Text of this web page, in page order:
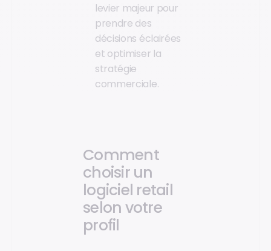
levier majeur pour
prendre des
décisions éclairées
et optimiser la
stratégie
commerciale.
Comment
choisir un
logiciel retail
selon votre
profil